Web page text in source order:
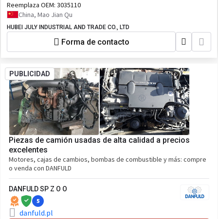
Reemplaza OEM: 3035110
China, Mao Jian Qu
HUBEI JULY INDUSTRIAL AND TRADE CO., LTD
Forma de contacto
PUBLICIDAD
Piezas de camión usadas de alta calidad a precios
excelentes
Motores, cajas de cambios, bombas de combustible y más: compre
o venda con DANFULD
DANFULD SP Z O O
5
danfuld.pl